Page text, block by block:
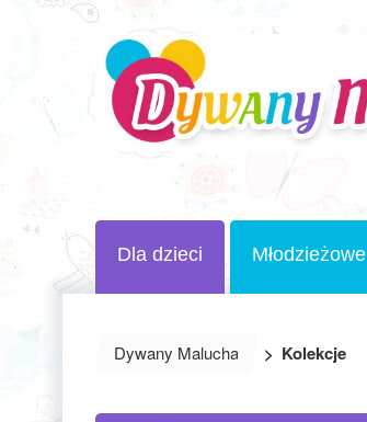
Dla dzieci Młodzieżowe
Dywany Malucha > Kolekcje